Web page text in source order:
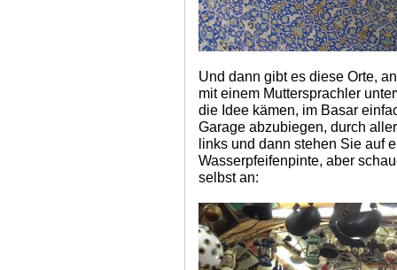
Und dann gibt es diese Orte,
mit einem Muttersprachler
die Idee kämen, im Basar
Garage abzubiegen, durch
links und dann stehen Sie auf
Wasserpfeifenpinte, aber
selbst an: